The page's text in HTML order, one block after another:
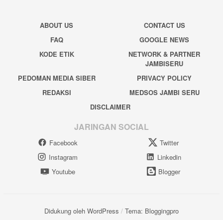
ABOUT US
CONTACT US
FAQ
GOOGLE NEWS
KODE ETIK
NETWORK & PARTNER
JAMBISERU
PEDOMAN MEDIA SIBER
PRIVACY POLICY
REDAKSI
MEDSOS JAMBI SERU
DISCLAIMER
JARINGAN SOCIAL
Facebook
Twitter
Instagram
Linkedin
Youtube
Blogger
Didukung oleh WordPress / Tema: Bloggingpro